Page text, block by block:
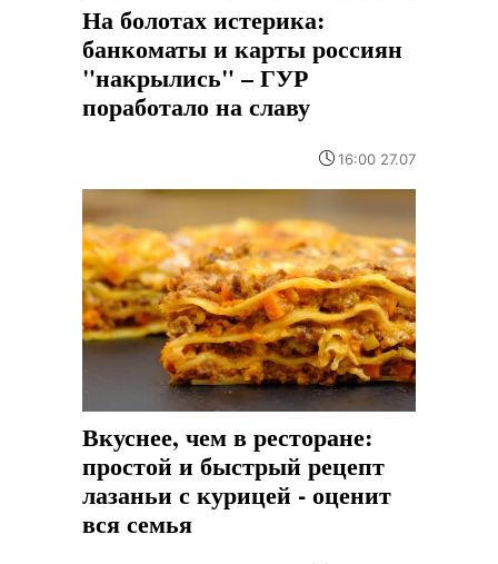
На болотах истерика:
банкоматы и карты россиян
"накрылись" – ГУР
поработало на славу
16:00 27.07
Вкуснее, чем в ресторане:
простой и быстрый рецепт
лазаньи с курицей - оценит
вся семья